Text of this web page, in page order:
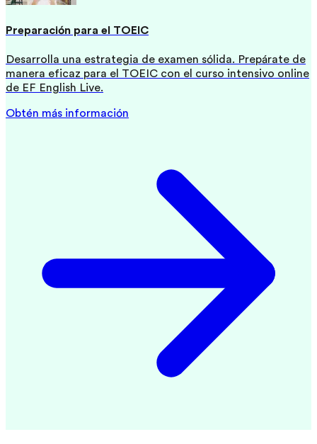
Preparación para el TOEIC
Desarrolla una estrategia de examen sólida. Prepárate de
manera eficaz para el TOEIC con el curso intensivo online
de EF English Live.
Obtén más información